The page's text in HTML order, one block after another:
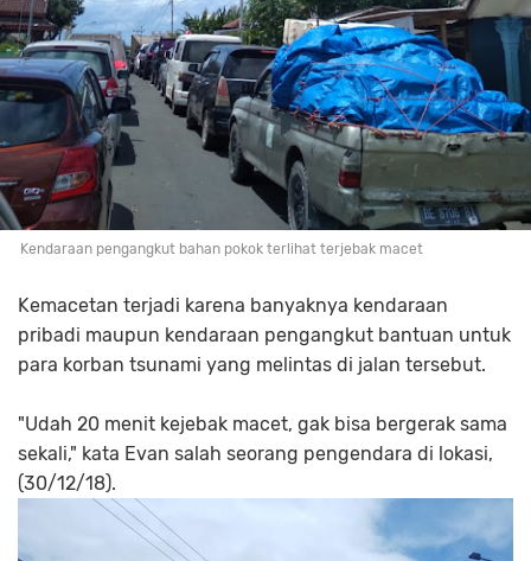
Kendaraan pengangkut bahan pokok terlihat terjebak macet
Kemacetan terjadi karena banyaknya kendaraan
pribadi maupun kendaraan pengangkut bantuan untuk
para korban tsunami yang melintas di jalan tersebut.
"Udah 20 menit kejebak macet, gak bisa bergerak sama
sekali," kata Evan salah seorang pengendara di lokasi,
(30/12/18).